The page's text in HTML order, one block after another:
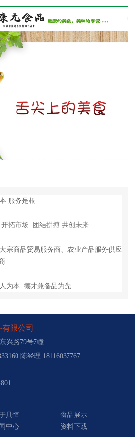
服务是根
拓市场 团结拼搏 共创未来
宗商品贸易服务商、农业产品服务供应
为本 德才兼备品为先
有限公司
兴路79号7幢
陈经理 18116037767
具恒
食品展示
中心 资料下载